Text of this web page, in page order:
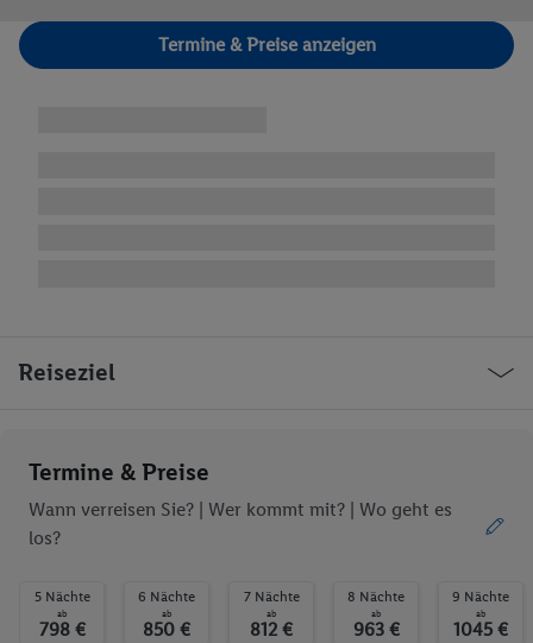
Termine & Preise anzeigen
Reiseziel
Termine & Preise
Wann verreisen Sie? | Wer kommt mit? | Wo geht es
los?
5 Nächte
ab
798 €
6 Nächte
ab
850 €
7 Nächte
ab
812 €
8 Nächte
ab
963 €
9 Nächte
ab
1045 €